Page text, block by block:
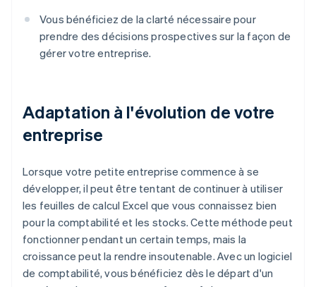
Vous bénéficiez de la clarté nécessaire pour
prendre des décisions prospectives sur la façon de
gérer votre entreprise.
Adaptation à l'évolution de votre
entreprise
Lorsque votre petite entreprise commence à se
développer, il peut être tentant de continuer à utiliser
les feuilles de calcul Excel que vous connaissez bien
pour la comptabilité et les stocks. Cette méthode peut
fonctionner pendant un certain temps, mais la
croissance peut la rendre insoutenable. Avec un logiciel
de comptabilité, vous bénéficiez dès le départ d'un